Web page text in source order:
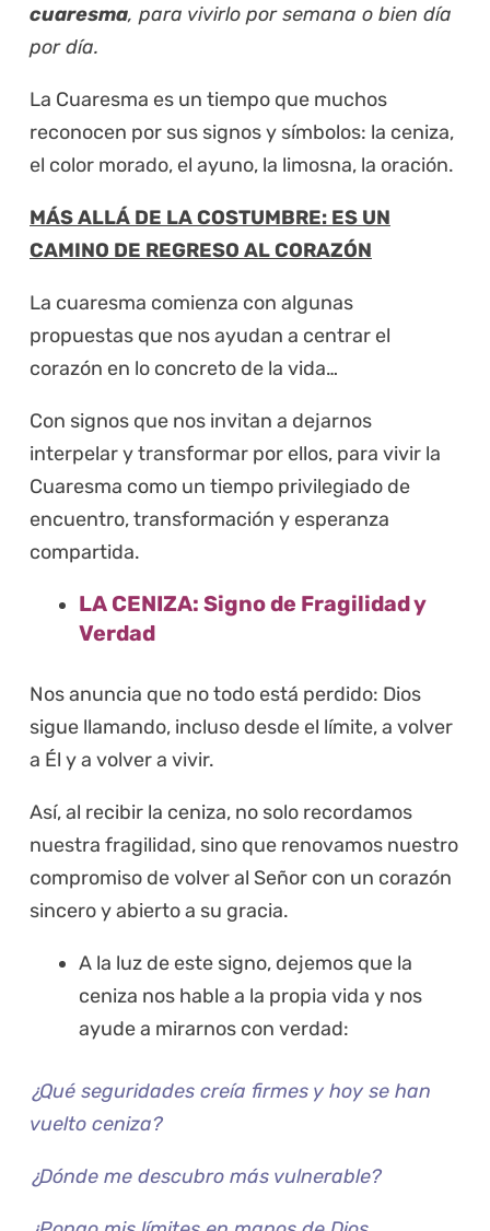
cuaresma, para vivirlo por semana o bien día
por día.
La Cuaresma es un tiempo que muchos
reconocen por sus signos y símbolos: la ceniza,
el color morado, el ayuno, la limosna, la oración.
MÁS ALLÁ DE LA COSTUMBRE: ES UN
CAMINO DE REGRESO AL CORAZÓN
La cuaresma comienza con algunas
propuestas que nos ayudan a centrar el
corazón en lo concreto de la vida…
Con signos que nos invitan a dejarnos
interpelar y transformar por ellos, para vivir la
Cuaresma como un tiempo privilegiado de
encuentro, transformación y esperanza
compartida.
LA CENIZA: Signo de Fragilidad y
Verdad
Nos anuncia que no todo está perdido: Dios
sigue llamando, incluso desde el límite, a volver
a Él y a volver a vivir.
Así, al recibir la ceniza, no solo recordamos
nuestra fragilidad, sino que renovamos nuestro
compromiso de volver al Señor con un corazón
sincero y abierto a su gracia.
A la luz de este signo, dejemos que la
ceniza nos hable a la propia vida y nos
ayude a mirarnos con verdad:
¿Qué seguridades creía firmes y hoy se han
vuelto ceniza?
¿Dónde me descubro más vulnerable?